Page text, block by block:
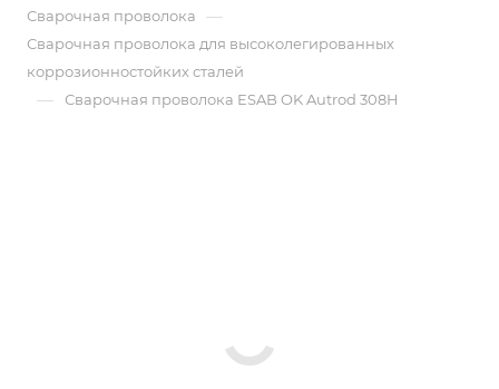
Сварочная проволока —
Сварочная проволока для высоколегированных
коррозионностойких сталей
— Сварочная проволока ESAB OK Autrod 308H